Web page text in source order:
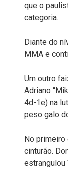
que o
categoria.
Diante do
MMA e
Um outro
Adriano
4d-1e) na
peso galo
No primeiro
cinturão.
estrangulou